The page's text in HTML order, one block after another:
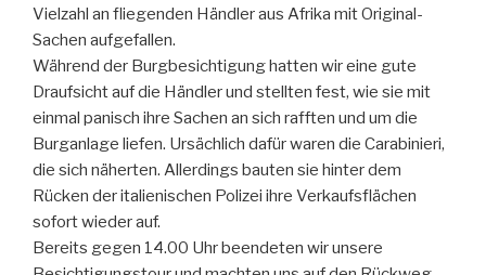
Vielzahl an fliegenden Händler aus Afrika mit Original-
Sachen aufgefallen.
Während der Burgbesichtigung hatten wir eine gute
Draufsicht auf die Händler und stellten fest, wie sie mit
einmal panisch ihre Sachen an sich rafften und um die
Burganlage liefen. Ursächlich dafür waren die Carabinieri,
die sich näherten. Allerdings bauten sie hinter dem
Rücken der italienischen Polizei ihre Verkaufsflächen
sofort wieder auf.
Bereits gegen 14.00 Uhr beendeten wir unsere